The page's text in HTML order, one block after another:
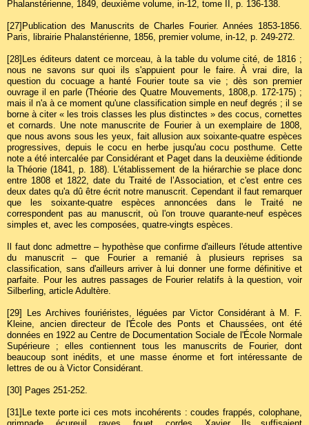
Phalanstérienne, 1849, deuxième volume, in-12, tome II, p. 136-138.
[27] Publication des Manuscrits de Charles Fourier. Années 1853-1856.
Paris, librairie Phalanstérienne, 1856, premier volume, in-12, p. 249-272.
[28] Les éditeurs datent ce morceau, à la table du volume cité, de 1816 ;
nous ne savons sur quoi ils s'appuient pour le faire. À vrai dire, la
question du cocuage a hanté Fourier toute sa vie ; dès son premier
ouvrage il en parle (Théorie des Quatre Mouvements, 1808,p. 172-175) ;
mais il n'a à ce moment qu'une classification simple en neuf degrés ; il se
borne à citer « les trois classes les plus distinctes » des cocus, cornettes
et cornards. Une note manuscrite de Fourier à un exemplaire de 1808,
que nous avons sous les yeux, fait allusion aux soixante-quatre espèces
progressives, depuis le cocu en herbe jusqu'au cocu posthume. Cette
note a été intercalée par Considérant et Paget dans la deuxième éditionde
la Théorie (1841, p. 188). L'établissement de la hiérarchie se place donc
entre 1808 et 1822, date du Traité de l’Association, et c'est entre ces
deux dates qu'a dû être écrit notre manuscrit. Cependant il faut remarquer
que les soixante-quatre espèces annoncées dans le Traité ne
correspondent pas au manuscrit, où l'on trouve quarante-neuf espèces
simples et, avec les composées, quatre-vingts espèces.
Il faut donc admettre – hypothèse que confirme d'ailleurs l'étude attentive
du manuscrit – que Fourier a remanié à plusieurs reprises sa
classification, sans d'ailleurs arriver à lui donner une forme définitive et
parfaite. Pour les autres passages de Fourier relatifs à la question, voir
Silberling, article Adultère.
[29]
Les Archives fouriéristes, léguées par Victor Considérant à M. F.
Kleine, ancien directeur de l'École des Ponts et Chaussées, ont été
données en 1922 au Centre de Documentation Sociale de l'École Normale
Supérieure ; elles contiennent tous les manuscrits de Fourier, dont
beaucoup sont inédits, et une masse énorme et fort intéressante de
lettres de ou à Victor Considérant.
[30] Pages 251-252.
[31] Le texte porte ici ces mots incohérents : coudes frappés, colophane,